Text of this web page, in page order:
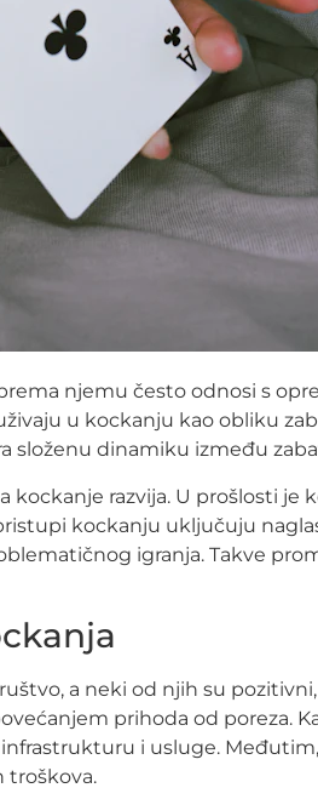
njemu često odnosi s
u kockanju kao obliku
složenu dinamiku između
kockanje razvija. U prošlosti
kockanju uključuju
igranja. Takve
a neki od njih su
prihoda od poreza.
i usluge.
troškova.